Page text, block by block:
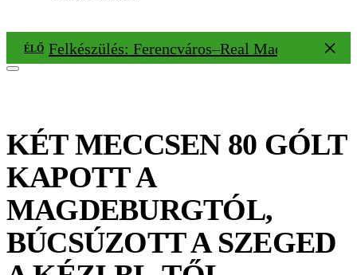
ÉLŐ Felkészülés: Ferencváros–Real Madrid 1–2
KÉT MECCSEN 80 GÓLT
KAPOTT A
MAGDEBURGTÓL,
BÚCSÚZOTT A SZEGED